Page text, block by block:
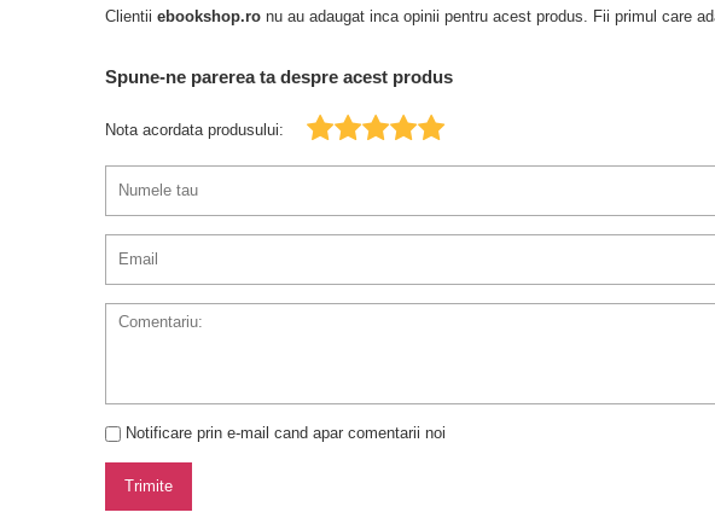
Clientii ebookshop.ro nu au adaugat inca opinii pentru acest produs. Fii primul care
Spune-ne parerea ta despre acest produs
Nota acordata produsului:
Notificare prin e-mail cand apar comentarii noi
Trimite